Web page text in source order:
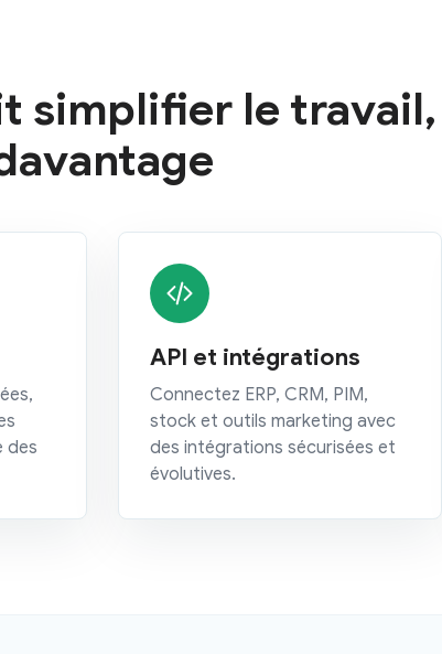
simplifier le
des
API et intégrations
Connectez ERP, CRM, PIM,
stock et outils marketing avec
des intégrations sécurisées et
évolutives.